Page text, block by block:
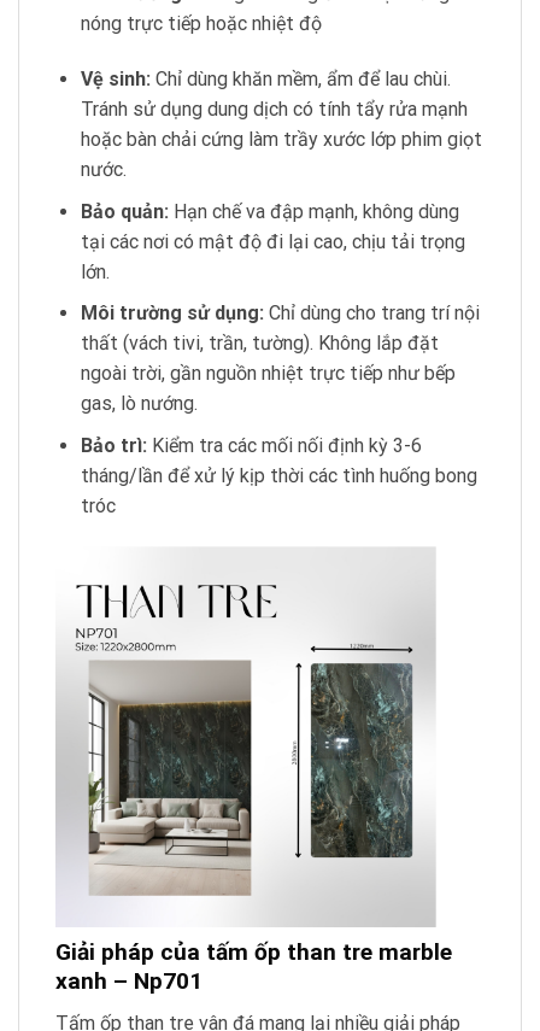
nóng trực tiếp hoặc nhiệt độ
Vệ sinh: Chỉ dùng khăn mềm, ẩm để lau chùi.
Tránh sử dụng dung dịch có tính tẩy rửa mạnh
hoặc bàn chải cứng làm trầy xước lớp phim giọt
nước.
Bảo quản: Hạn chế va đập mạnh, không dùng
tại các nơi có mật độ đi lại cao, chịu tải trọng
lớn.
Môi trường sử dụng: Chỉ dùng cho trang trí nội
thất (vách tivi, trần, tường). Không lắp đặt
ngoài trời, gần nguồn nhiệt trực tiếp như bếp
gas, lò nướng.
Bảo trì: Kiểm tra các mối nối định kỳ 3-6
tháng/lần để xử lý kịp thời các tình huống bong
tróc
Giải pháp của tấm ốp than tre marble
xanh – Np701
Tấm ốp than tre vân đá mang lại nhiều giải pháp